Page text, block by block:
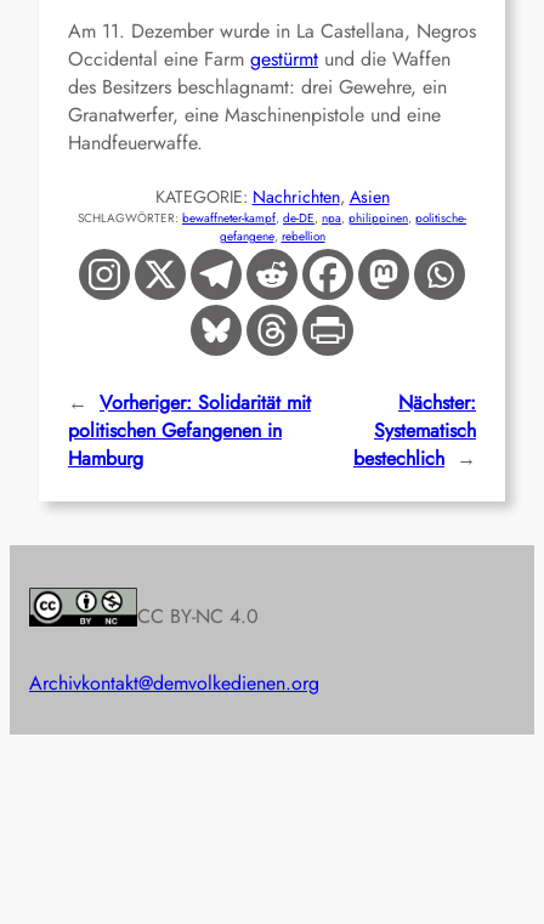
Am 11. Dezember wurde in La Castellana, Negros
Occidental eine Farm gestürmt und die Waffen
des Besitzers beschlagnamt: drei Gewehre, ein
Granatwerfer, eine Maschinenpistole und eine
Handfeuerwaffe.
KATEGORIE: Nachrichten, Asien
SCHLAGWÖRTER: bewaffneter-kampf, de-DE, npa, philippinen, politische-
gefangene, rebellion
← Vorheriger: Solidarität mit
politischen Gefangenen in
Hamburg
Nächster:
Systematisch
bestechlich →
CC BY-NC 4.0
Archivkontakt@demvolkedienen.org